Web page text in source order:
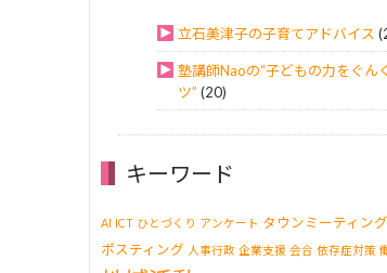
立石美津子の子育てアドバイス
塾講師Naoの“子どもの力をぐん
ツ” (20)
キーワード
AI ICT ひとづくり アンケート タウンミーティング
ポスティング 人事行政 企業支援 会合 依存症対策